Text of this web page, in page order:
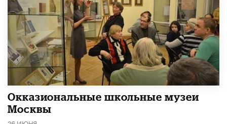
​Окказиональные школьные музеи
Москвы